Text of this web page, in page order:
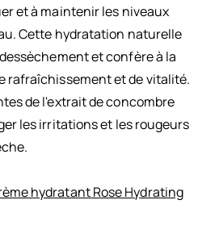
et à maintenir les niveaux
Cette hydratation naturelle
et confère à la
rafraîchissement et de vitalité.
de l'extrait de concombre
les irritations et les rougeurs
hydratant Rose Hydrating